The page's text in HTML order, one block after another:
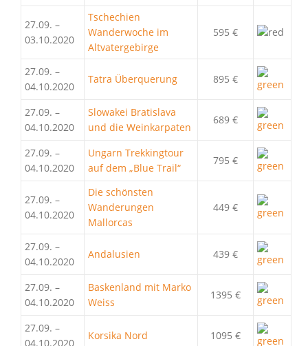
27.09. –
03.10.2020
Tschechien
Wanderwoche im
Altvatergebirge
595 €
27.09. –
04.10.2020
Tatra Überquerung 895 €
27.09. –
04.10.2020
Slowakei Bratislava
und die Weinkarpaten
689 €
27.09. –
04.10.2020
Ungarn Trekkingtour
auf dem „Blue Trail“
795 €
27.09. –
04.10.2020
Die schönsten
Wanderungen
Mallorcas
449 €
27.09. –
04.10.2020
Andalusien 439 €
27.09. –
04.10.2020
Baskenland mit Marko
Weiss
1395 €
27.09. –
04.10.2020
Korsika Nord 1095 €